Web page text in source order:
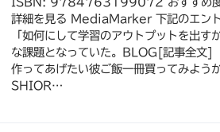
詳細を見る MediaMarker 下記のエント
「如何にして学習のアウトプットを出
な課題となっていた。BLOG[記事全文]
作ってあげたい彼ご飯一冊買ってみよう
SHIOR…